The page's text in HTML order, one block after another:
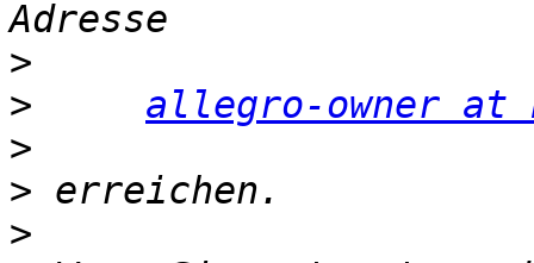
>
>
allegro-owner
>
>
>